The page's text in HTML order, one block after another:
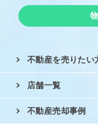
不動産を売りたい
店舗一覧
不動産売却事例